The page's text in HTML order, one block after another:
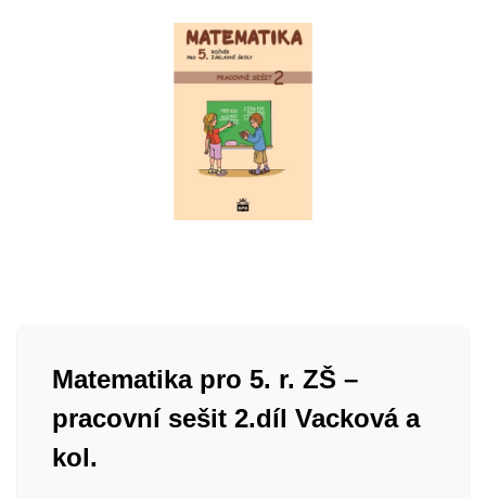
Matematika pro 5. r. ZŠ –
pracovní sešit 2.díl Vacková a
kol.